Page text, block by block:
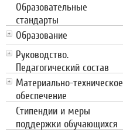
Образовательные
стандарты
Образование
Руководство.
Педагогический состав
Материально-техническое
обеспечение
Стипендии и меры
поддержки обучающихся